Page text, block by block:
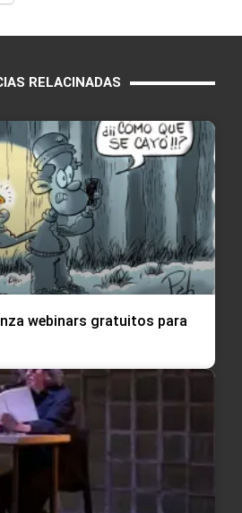
RELACINADAS
webinars gratuitos para